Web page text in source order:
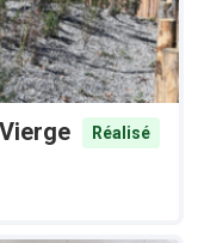
Réalisé